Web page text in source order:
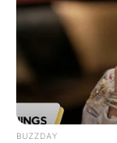
BUZZDAY